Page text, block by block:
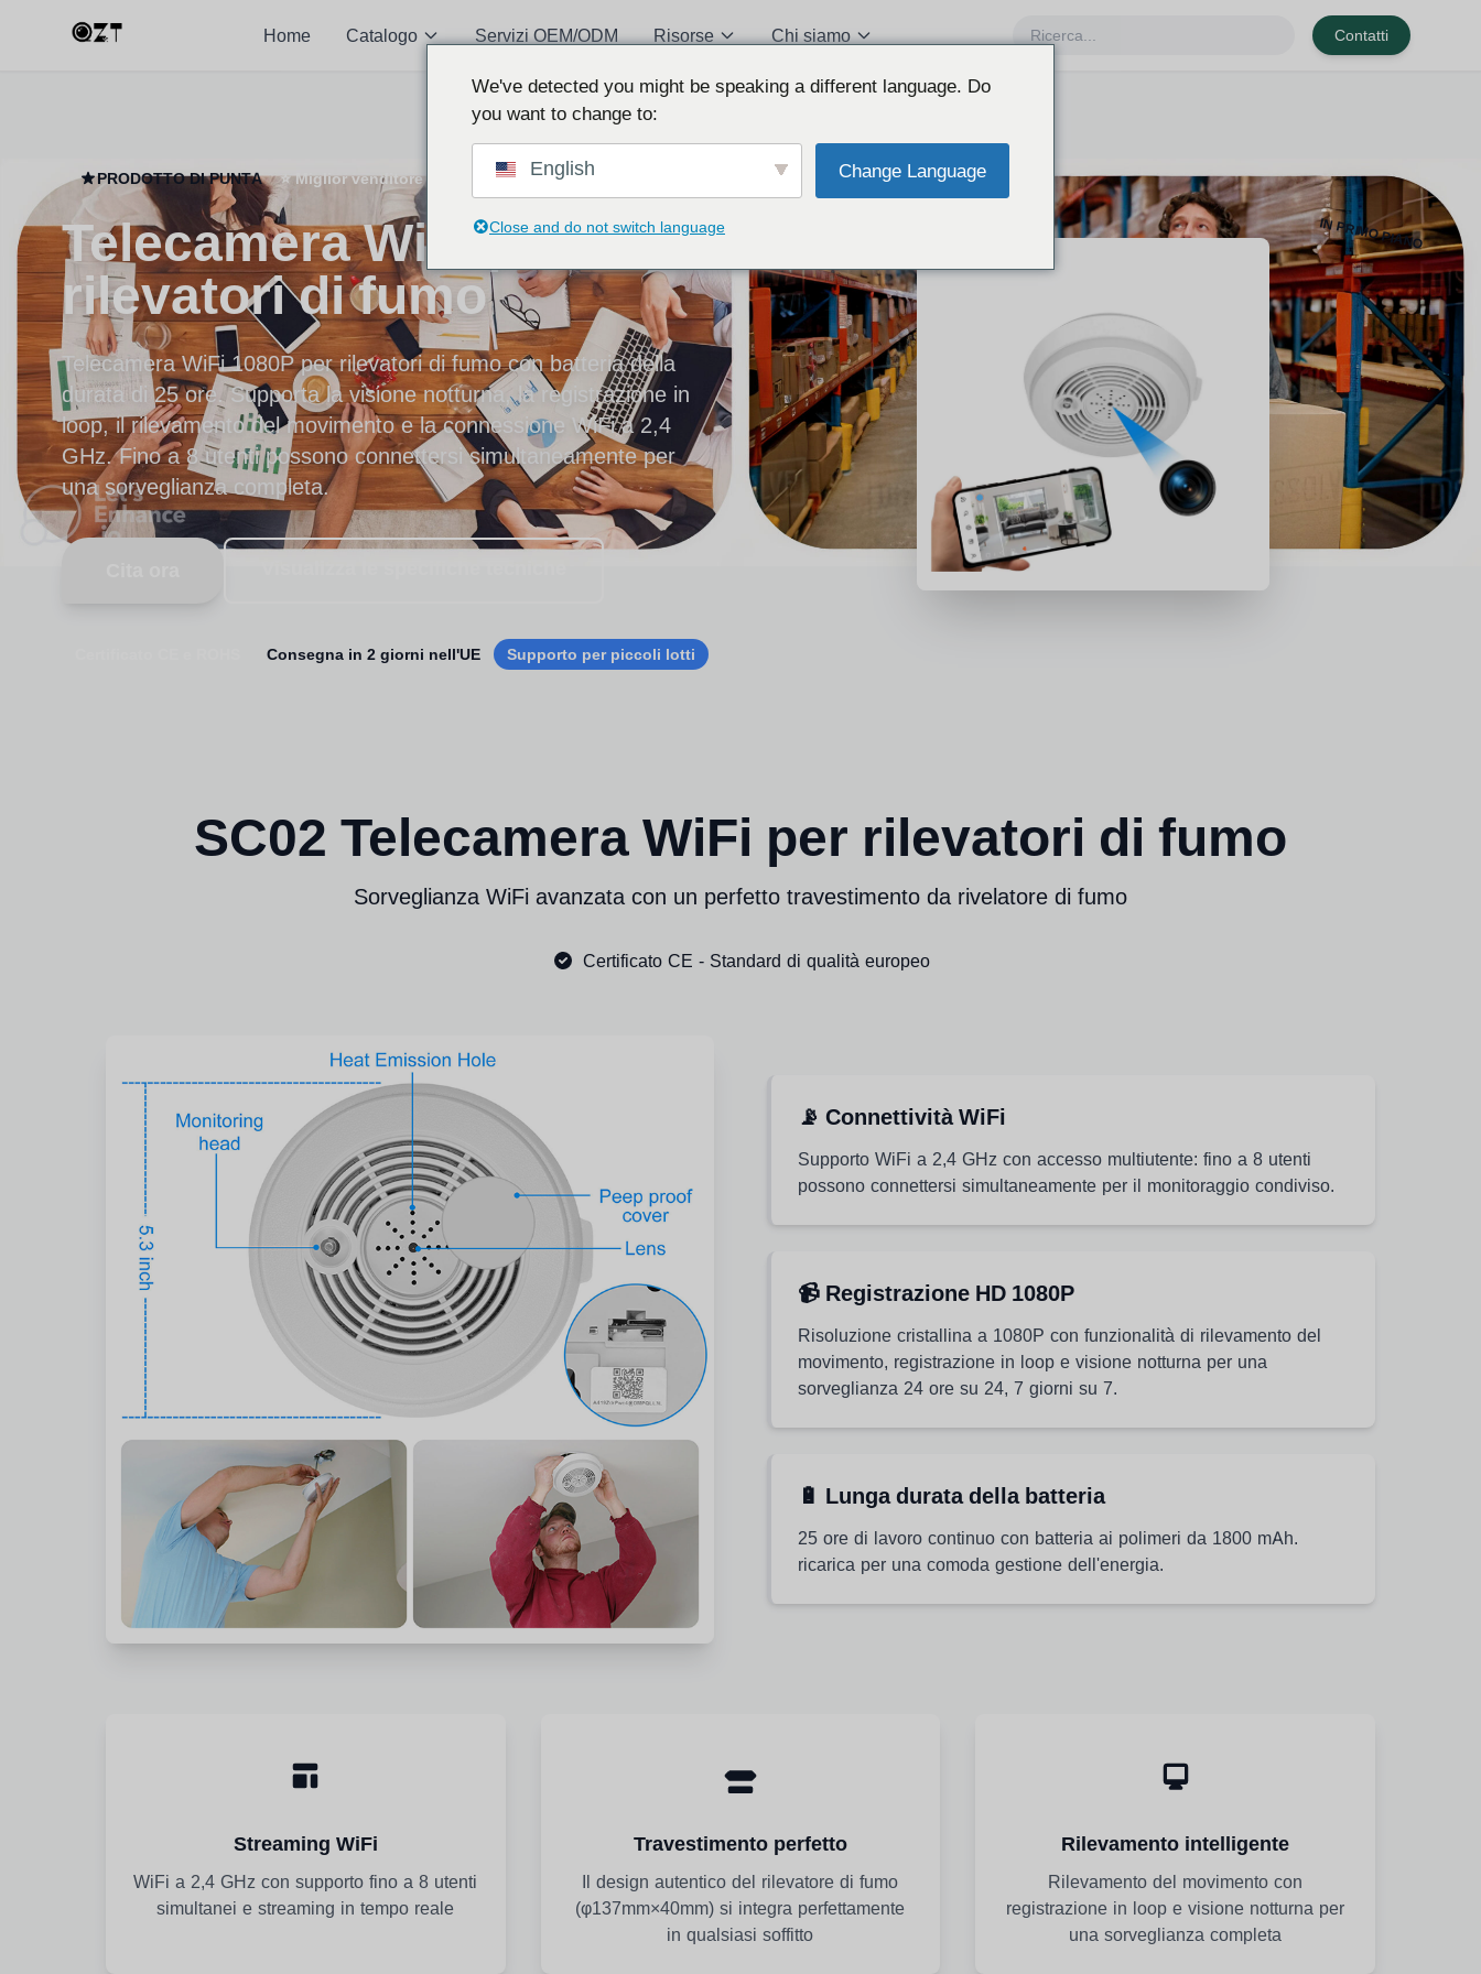
Home Catalogo Servizi OEM/ODM Risorse Chi siamo Contatti
PRODOTTO DI PUNTA ⭐ Miglior venditore in Europa
Telecamera WiFi per
rilevatori di fumo
Telecamera WiFi 1080P per rilevatori di fumo con batteria della
durata di 25 ore. Supporta la visione notturna, la registrazione in
loop, il rilevamento del movimento e la connessione WiFi a 2,4
GHz. Fino a 8 utenti possono connettersi simultaneamente per
una sorveglianza completa.
Consegna in 2 giorni nell'UE Supporto per piccoli lotti
IN PRIMO PIANO
SC02 Telecamera WiFi per rilevatori di fumo
Sorveglianza WiFi avanzata con un perfetto travestimento da rivelatore di fumo
Certificato CE - Standard di qualità europeo
📡 Connettività WiFi
Supporto WiFi a 2,4 GHz con accesso multiutente: fino a 8 utenti
possono connettersi simultaneamente per il monitoraggio condiviso.
📹 Registrazione HD 1080P
Risoluzione cristallina a 1080P con funzionalità di rilevamento del
movimento, registrazione in loop e visione notturna per una
sorveglianza 24 ore su 24, 7 giorni su 7.
🔋 Lunga durata della batteria
25 ore di lavoro continuo con batteria ai polimeri da 1800 mAh.
ricarica per una comoda gestione dell'energia.
Streaming WiFi
WiFi a 2,4 GHz con supporto fino a 8 utenti
simultanei e streaming in tempo reale
Travestimento perfetto
Il design autentico del rilevatore di fumo
(φ137mm×40mm) si integra perfettamente
in qualsiasi soffitto
Rilevamento intelligente
Rilevamento del movimento con
registrazione in loop e visione notturna per
una sorveglianza completa
We've detected you might be speaking a different language. Do
you want to change to:
English Change Language
Close and do not switch language